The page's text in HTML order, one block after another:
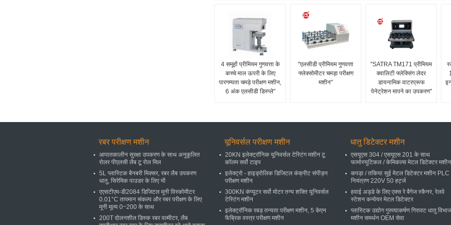
4 समूहों प्रीमियम गुणवत्ता के
कच्चे माल ऊपरी के लिए
पारगम्यता चमड़े परीक्षण मशीन,
6 अंक एलसीडी डिस्प्ले"
"एलसीडी प्रीमियम गुणवत्ता
फ्लेक्सोमीटर चमड़ा परीक्षण
मशीन"
"SATRA TM171 प्रीमियम
क्वालिटी फ्लेक्सिंग लेदर
डायनामिक वाटरप्रूफ
पेनेट्रेशन मापने का उपकरण"
रबर परीक्षण मशीन
आपातकालीन सुरक्षा उपकरण के साथ अनुकूलित
रोलर पीएलसी लैब टू रोल मिल
5L प्लास्टिक बैनबरी मिक्सर, रबर लैब उपकरण
धातु, सिरेमिक पाउडर के लिए भी
एएसटीएम-डी2084 डिजिटल मूनी विस्कोमीटर
0.01°C तापमान संकल्प और रबर परीक्षण के लिए
मूनी मूल्य 0~200 के साथ
200T दोलनशील डिस्क रबर वल्मीटर, लैब
यूनिवर्सल परीक्षण मशीन
20KN इलेक्ट्रॉनिक यूनिवर्सल टेस्टिंग मशीन टू
कॉलम सर्वो टाइप
इलेक्ट्रो - हाइड्रोलिक डिजिटल कंक्रीट संपीड़न
परीक्षण मशीन
300KN कंप्यूटर सर्वो मोटर तन्य शक्ति यूनिवर्सल
टेस्टिंग मशीन
इलेक्ट्रॉनिक रबड़ तन्यता परीक्षण मशीन, 5 केएन
फैब्रिक वस्त्र परीक्षण मशीन
धातु डिटेक्टर मशीन
एसयूएस 304 / एसयूएस 201 के साथ
फार्मास्युटिकल / केमिकल्स मेटल डिटेक्टर मशीन
कपड़ा / तकिया सुई मेटल डिटेक्टर मशीन PLC
नियंत्रण 220V 50 हर्ट्ज
हवाई अड्डे के लिए एक्स रे बैगेज स्कैनर, रेलवे
स्टेशन कन्वेयर मेटल डिटेक्टर
प्लास्टिक उद्योग गुरुत्वाकर्षण गिरावट धातु
मशीन समर्थन OEM सेवा